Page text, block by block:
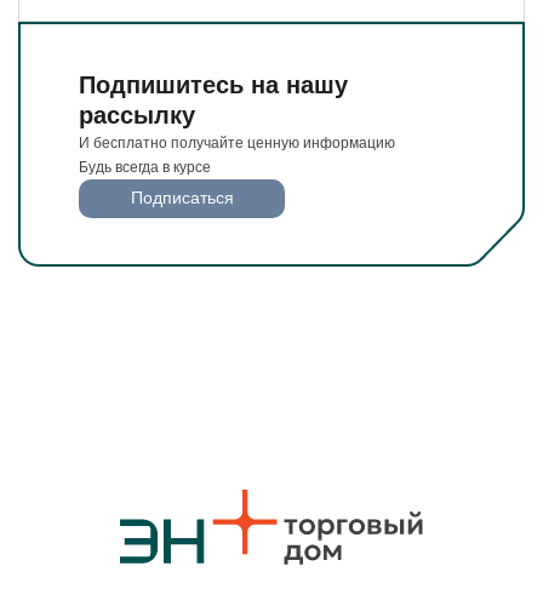
Подпишитесь на нашу
рассылку
И бесплатно получайте ценную информацию
Будь всегда в курсе
Подписаться